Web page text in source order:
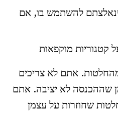
להשתמש בו, אם
מוקפאות
אתם לא צריכים
שההכנסה לא יציבה. אתם
שחוזרות על עצמן